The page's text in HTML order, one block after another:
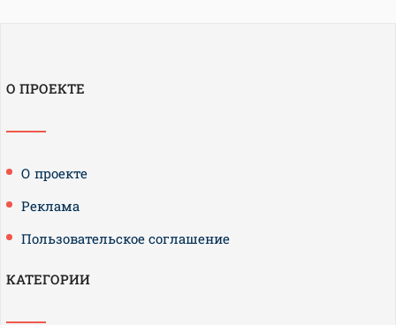
О ПРОЕКТЕ
О проекте
Реклама
Пользовательское соглашение
КАТЕГОРИИ